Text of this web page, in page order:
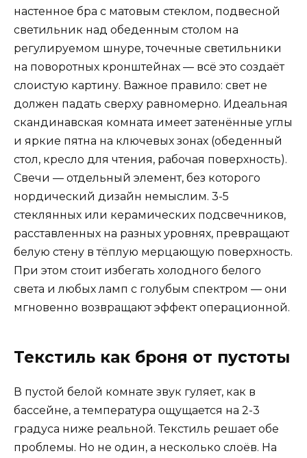
настенное бра с матовым стеклом, подвесной
светильник над обеденным столом на
регулируемом шнуре, точечные светильники
на поворотных кронштейнах — всё это создаёт
слоистую картину. Важное правило: свет не
должен падать сверху равномерно. Идеальная
скандинавская комната имеет затенённые углы
и яркие пятна на ключевых зонах (обеденный
стол, кресло для чтения, рабочая поверхность).
Свечи — отдельный элемент, без которого
нордический дизайн немыслим. 3-5
стеклянных или керамических подсвечников,
расставленных на разных уровнях, превращают
белую стену в тёплую мерцающую поверхность.
При этом стоит избегать холодного белого
света и любых ламп с голубым спектром — они
мгновенно возвращают эффект операционной.
Текстиль как броня от пустоты
В пустой белой комнате звук гуляет, как в
бассейне, а температура ощущается на 2-3
градуса ниже реальной. Текстиль решает обе
проблемы. Но не один, а несколько слоёв. На